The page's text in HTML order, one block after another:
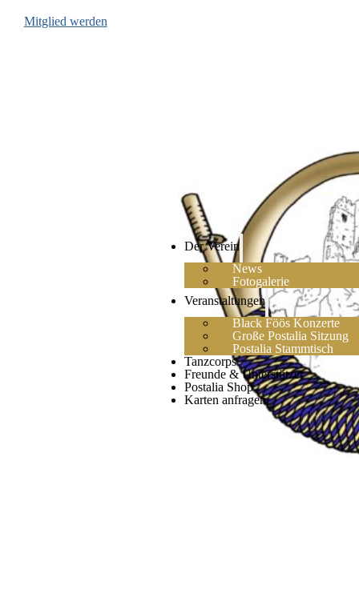
Mitglied werden
Der Verein
News
Fotogalerie
Veranstaltungen
Black Föös Konzerte
Große Postalia Sitzung
Postalia Stammtisch
Tanzcorps
Freunde & Unterstützer
Postalia Shop
Karten anfragen